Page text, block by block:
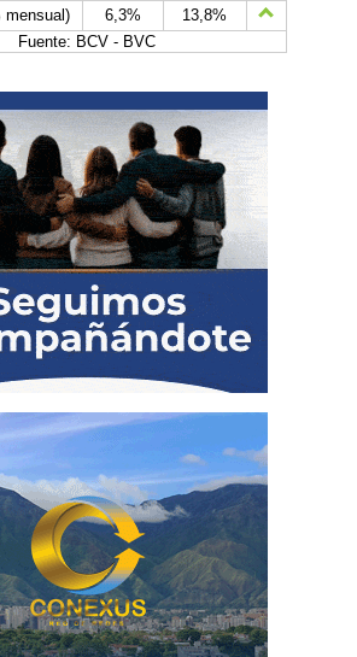
mensual)
6,3%
13,8%
Fuente: BCV - BVC